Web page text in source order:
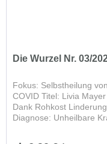
Die Wurzel Nr. 03/
Fokus: Selbstheilung
COVID Titel: Livia
Dank Rohkost
Diagnose: Unheilbare